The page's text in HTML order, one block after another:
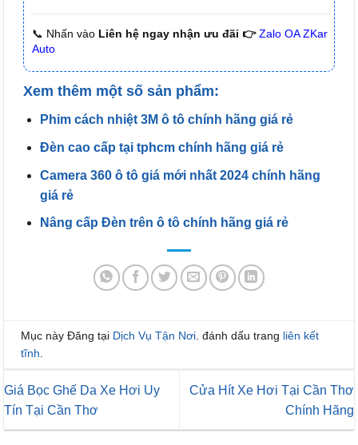
📞 Nhấn vào Liên hệ ngay nhận ưu đãi 👉 Zalo OA ZKar
Auto
Xem thêm một số sản phẩm:
Phim cách nhiệt 3M ô tô chính hãng giá rẻ
Đèn cao cấp tại tphcm chính hãng giá rẻ
Camera 360 ô tô giá mới nhất 2024 chính hãng
giá rẻ
Nâng cấp Đèn trên ô tô chính hãng giá rẻ
Mục này Đăng tại Dịch Vụ Tận Nơi . đánh dấu trang liên kết
tĩnh
Giá Bọc Ghế Da Xe Hơi Uy
Tín Tại Cần Thơ
Cửa Hít Xe Hơi Tại Cần Thơ
Chính Hãng